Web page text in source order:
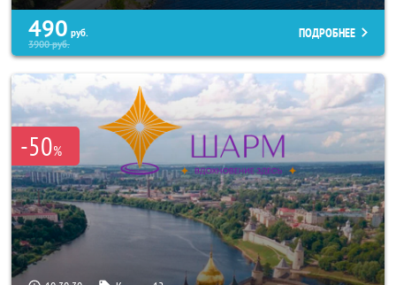
490 руб.
3900руб.
ПОДРОБНЕЕ
-50%